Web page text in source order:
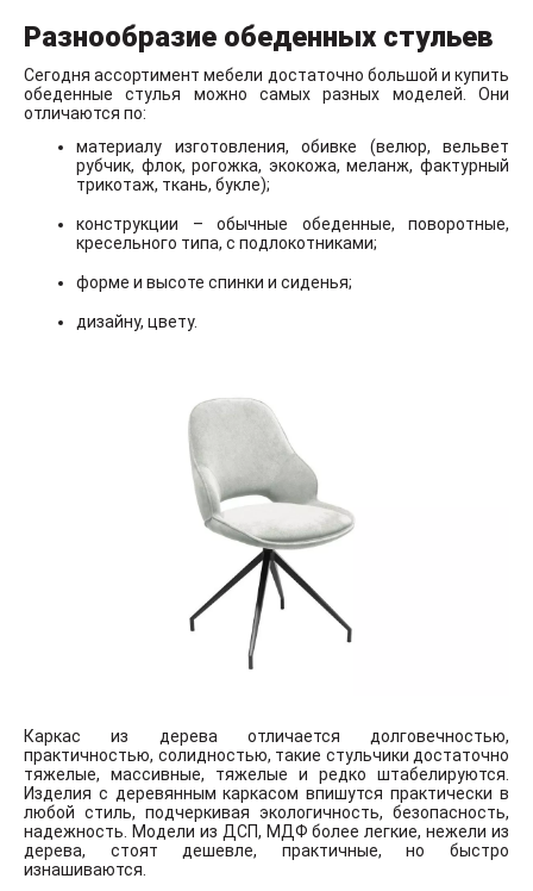
Разнообразие обеденных стульев
Сегодня ассортимент мебели достаточно большой и купить
обеденные стулья можно самых разных моделей. Они
отличаются по:
материалу изготовления, обивке (велюр, вельвет
рубчик, флок, рогожка, экокожа, меланж, фактурный
трикотаж, ткань, букле);
конструкции – обычные обеденные, поворотные,
кресельного типа, с подлокотниками;
форме и высоте спинки и сиденья;
дизайну, цвету.
Каркас из дерева отличается долговечностью,
практичностью, солидностью, такие стульчики достаточно
тяжелые, массивные, тяжелые и редко штабелируются.
Изделия с деревянным каркасом впишутся практически в
любой стиль, подчеркивая экологичность, безопасность,
надежность. Модели из ДСП, МДФ более легкие, нежели из
дерева, стоят дешевле, практичные, но быстро
изнашиваются.